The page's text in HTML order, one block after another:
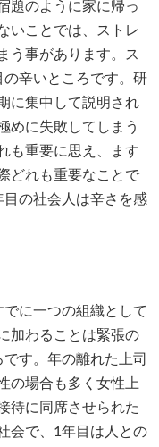
題のように家に帰っ
いことでは、ストレ
う事があります。ス
の辛いところです。研
に集中して説明され
めに失敗してしまう
も重要に思え、ます
どれも重要なことで
の社会人は辛さを感
に一つの組織として
加わることは緊張の
す。年の離れた上司
の場合も多く女性上
待に同席させられた
会で、1年目は人との